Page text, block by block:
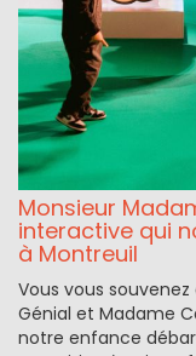
Monsieur
interactive qui
à Montreuil
Vous vous
Génial et Madame
notre enfance